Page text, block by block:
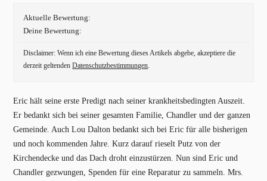
Aktuelle Bewertung:
Deine Bewertung:
Disclaimer: Wenn ich eine Bewertung dieses Artikels abgebe, akzeptiere die
derzeit geltendenDatenschutzbestimmungen.
Eric hält seine erste Predigt nach seiner krankheitsbedingten Auszeit.
Er bedankt sich bei seiner gesamten Familie, Chandler und der ganzen
Gemeinde. Auch Lou Dalton bedankt sich bei Eric für alle bisherigen
und noch kommenden Jahre. Kurz darauf rieselt Putz von der
Kirchendecke und das Dach droht einzustürzen. Nun sind Eric und
Chandler gezwungen, Spenden für eine Reparatur zu sammeln. Mrs.